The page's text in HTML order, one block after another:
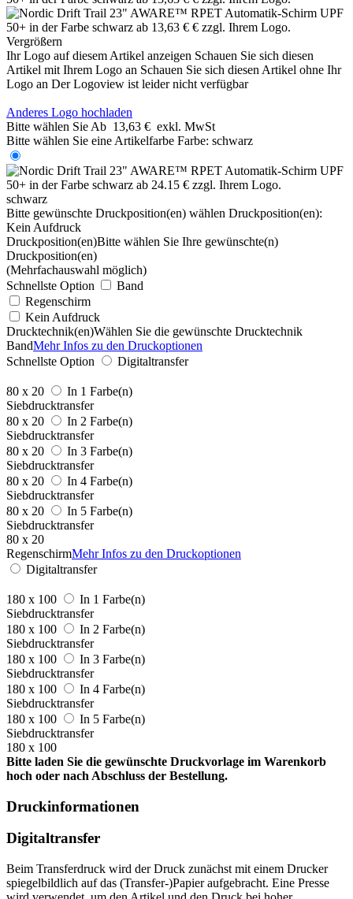
Vergrößern
Ihr Logo auf diesem Artikel anzeigen Schauen Sie sich diesen
Artikel mit Ihrem Logo an Schauen Sie sich diesen Artikel ohne Ihr
Logo an Der Logoview ist leider nicht verfügbar
Anderes Logo hochladen
Bitte wählen Sie Ab 13,63 € exkl. MwSt
Bitte wählen Sie eine Artikelfarbe Farbe: schwarz
schwarz
Bitte gewünschte Druckposition(en) wählen Druckposition(en):
Kein Aufdruck
Druckposition(en)Bitte wählen Sie Ihre gewünschte(n)
Druckposition(en)
(Mehrfachauswahl möglich)
Schnellste Option
Band
Regenschirm
Kein Aufdruck
Drucktechnik(en)Wählen Sie die gewünschte Drucktechnik
BandMehr Infos zu den Druckoptionen
Schnellste Option
Digitaltransfer
80 x 20
In 1 Farbe(n)
Siebdrucktransfer
80 x 20
In 2 Farbe(n)
Siebdrucktransfer
80 x 20
In 3 Farbe(n)
Siebdrucktransfer
80 x 20
In 4 Farbe(n)
Siebdrucktransfer
80 x 20
In 5 Farbe(n)
Siebdrucktransfer
80 x 20
RegenschirmMehr Infos zu den Druckoptionen
Digitaltransfer
180 x 100
In 1 Farbe(n)
Siebdrucktransfer
180 x 100
In 2 Farbe(n)
Siebdrucktransfer
180 x 100
In 3 Farbe(n)
Siebdrucktransfer
180 x 100
In 4 Farbe(n)
Siebdrucktransfer
180 x 100
In 5 Farbe(n)
Siebdrucktransfer
180 x 100
Bitte laden Sie die gewünschte Druckvorlage im Warenkorb
hoch oder nach Abschluss der Bestellung.
Druckinformationen
Digitaltransfer
Beim Transferdruck wird der Druck zunächst mit einem Drucker
spiegelbildlich auf das (Transfer-)Papier aufgebracht. Eine Presse